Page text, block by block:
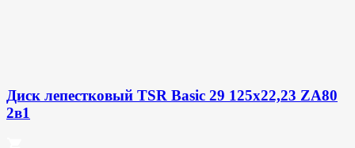
Диск лепестковый TSR Basic 29 125х22,23 ZA80
2в1